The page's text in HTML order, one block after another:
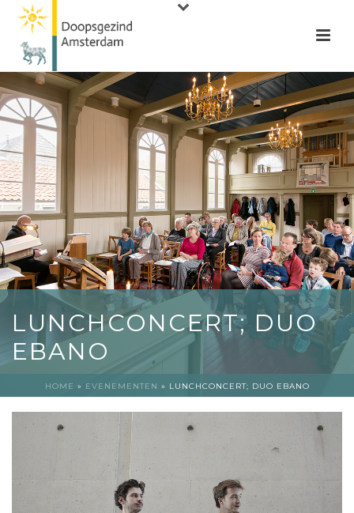
LUNCHCONCERT; DUO
EBANO
HOME » EVENEMENTEN » LUNCHCONCERT; DUO EBANO